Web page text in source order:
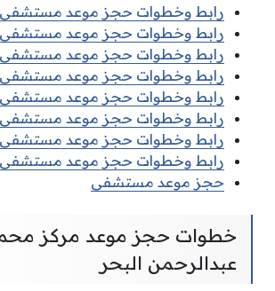
رابط وخطوات حجز موعد مستشفى
رابط وخطوات حجز موعد مستشفى
رابط وخطوات حجز موعد مستشفى
رابط وخطوات حجز موعد مستشفى
رابط وخطوات حجز موعد مستشفى
رابط وخطوات حجز موعد مستشفى
رابط وخطوات حجز موعد مستشفى
رابط وخطوات حجز موعد مستشفى
حجز موعد مستشفى
خطوات حجز موعد مركز
عبدالرحمن البحر